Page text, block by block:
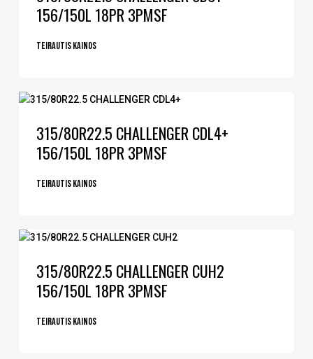
156/150L 18PR 3PMSF
Teirautis kainos
315/80R22.5 CHALLENGER CDL4+
156/150L 18PR 3PMSF
Teirautis kainos
315/80R22.5 CHALLENGER CUH2
156/150L 18PR 3PMSF
Teirautis kainos